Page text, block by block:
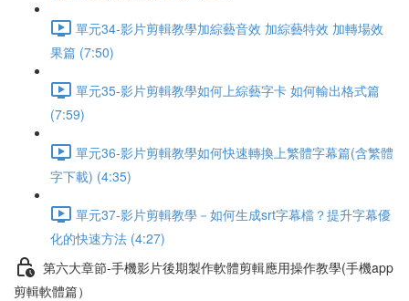
單元34-影片剪輯教學加綜藝音效 加綜藝特效 加轉場效
果篇 (7:50)
單元35-影片剪輯教學如何上綜藝字卡 如何輸出格式篇
(7:59)
單元36-影片剪輯教學如何快速轉換上繁體字幕篇(含繁體
字下載) (4:35)
單元37-影片剪輯教學－如何生成srt字幕檔？提升字幕優
化的快速方法 (4:27)
第六大章節-手機影片後期製作軟體剪輯應用操作教學(手機app
剪輯軟體篇）